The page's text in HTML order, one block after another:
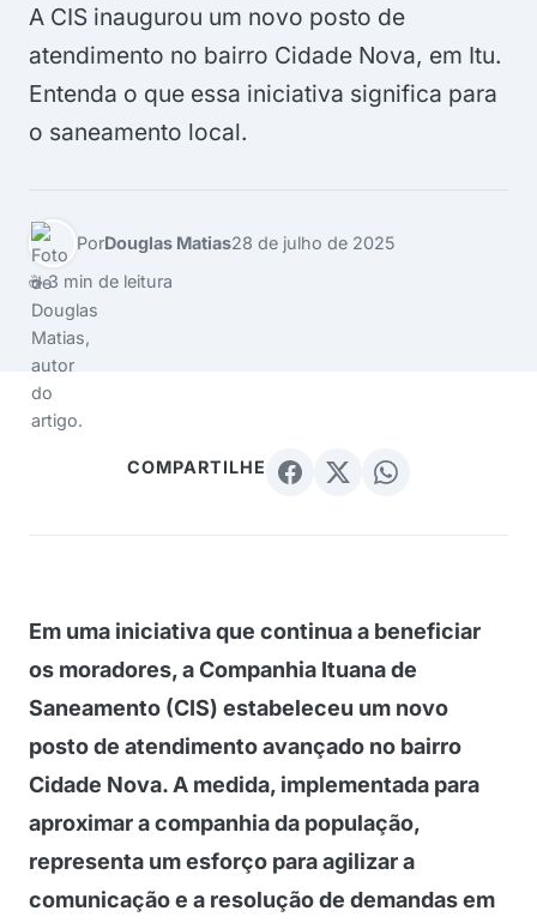
A CIS inaugurou um novo posto de
atendimento no bairro Cidade Nova, em Itu.
Entenda o que essa iniciativa significa para
o saneamento local.
PorDouglas Matias28 de julho de 2025
☕ 3 min de leitura
COMPARTILHE
Em uma iniciativa que continua a beneficiar
os moradores, a Companhia Ituana de
Saneamento (CIS) estabeleceu um novo
posto de atendimento avançado no bairro
Cidade Nova. A medida, implementada para
aproximar a companhia da população,
representa um esforço para agilizar a
comunicação e a resolução de demandas em